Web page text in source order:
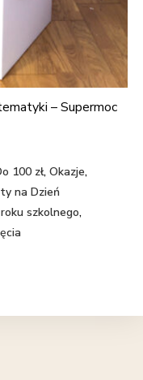
– Supermoc
100 zł,Okazje,
na Dzień
szkolnego,